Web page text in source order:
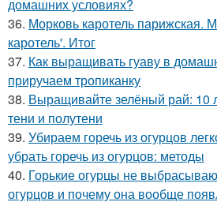
домашних условиях?
36. Морковь каротель парижская.
каротель'. Итог
37. Как выращивать гуаву в
приручаем тропиканку
38. Выращивайте зелёный рай: 10
тени и полутени
39. Убираем горечь из огурцов
убрать горечь из огурцов: методы
40. Горькие огурцы не
огурцов и почему она вообще